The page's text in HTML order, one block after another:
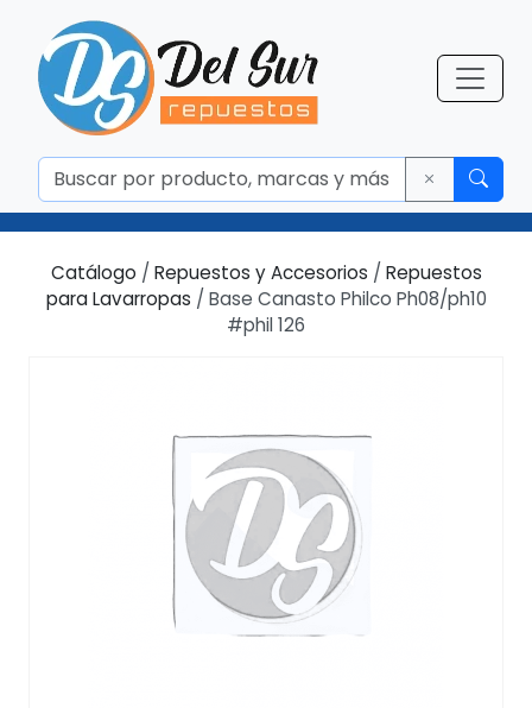
Catálogo / Repuestos y Accesorios / Repuestos
para Lavarropas / Base Canasto Philco Ph08/ph10
#phil 126